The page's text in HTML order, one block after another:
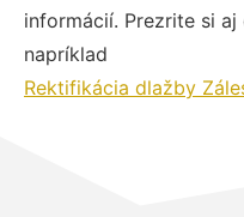
informácií. Prezrite si
napríklad
Rektifikácia dlažby